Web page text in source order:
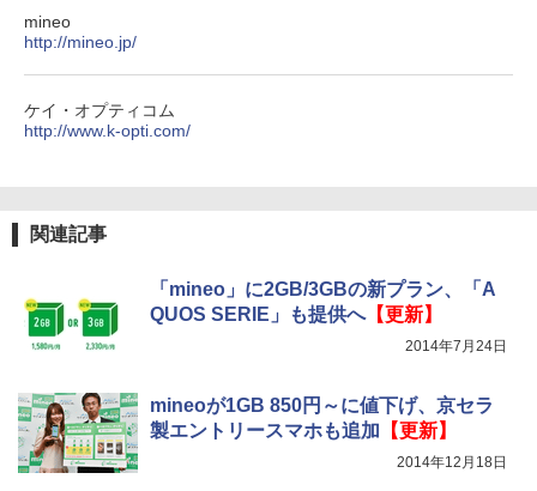
mineo
http://mineo.jp/
ケイ・オプティコム
http://www.k-opti.com/
関連記事
「mineo」に2GB/3GBの新プラン、「A
QUOS SERIE」も提供へ【更新】
2014年7月24日
mineoが1GB 850円～に値下げ、京セラ
製エントリースマホも追加 【更新】
2014年12月18日